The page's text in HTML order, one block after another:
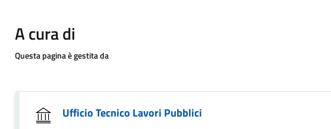
A cura di
Questa pagina è gestita da
Ufficio Tecnico Lavori Pubblici